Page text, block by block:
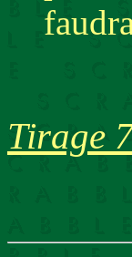
Tirage